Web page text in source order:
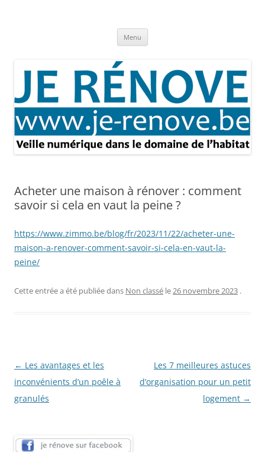
Menu
Acheter une maison à rénover : comment
savoir si cela en vaut la peine ?
https://www.zimmo.be/blog/fr/2023/11/22/acheter-une-
maison-a-renover-comment-savoir-si-cela-en-vaut-la-
peine/
Cette entrée a été publiée dans Non classé le26 novembre 2023 .
Navigation
des
articles
← Les avantages et les
inconvénients d’un poêle à
granulés
Les 7 meilleures astuces
d’organisation pour un petit
logement →